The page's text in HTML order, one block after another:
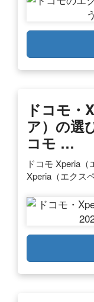
ドコモ・
ア）の選
コモ …
ドコモ Xperia（
Xperia（エクス